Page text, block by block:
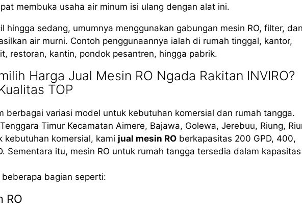
membuka usaha air minum isi ulang dengan alat ini.
hingga sedang, umumnya menggunakan gabungan mesin RO, filter,
air murni. Contoh penggunaannya ialah di rumah tinggal, kantor,
restoran, kantin, pondok pesantren, hingga pabrik.
Harga Jual Mesin RO Ngada Rakitan INVIRO?
TOP
berbagai variasi model untuk kebutuhan komersial dan rumah tangga.
Timur Kecamatan Aimere, Bajawa, Golewa, Jerebuu, Riung,
kebutuhan komersial, kami jual mesin RO berkapasitas 200 GPD, 400,
Sementara itu, mesin RO untuk rumah tangga tersedia dalam
bagian seperti:
RO